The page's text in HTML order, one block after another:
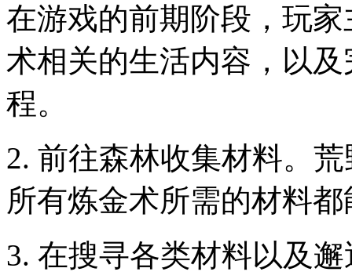
在游戏的前期阶段，玩
术相关的生活内容，以
程。
2. 前往森林收集材料。
所有炼金术所需的材料
3. 在搜寻各类材料以及